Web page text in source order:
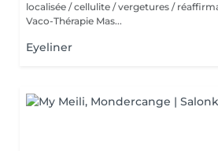
localisée / cellulite / vergetures /
Vaco-Thérapie Mas...
Eyeliner